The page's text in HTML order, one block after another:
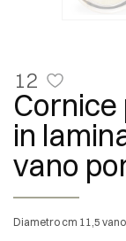
12
in
vano
diametro cm 11,5